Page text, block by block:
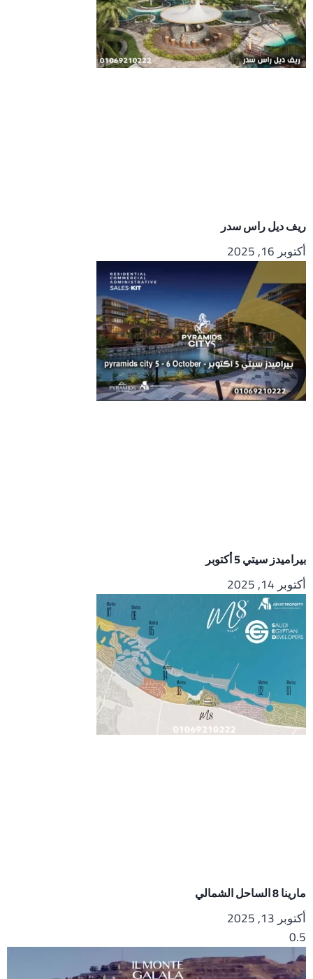
ريف ديل راس سدر
أكتوبر 16, 2025
بيراميدز سيتي 5 أكتوبر
أكتوبر 14, 2025
مارينا 8 الساحل الشمالي
أكتوبر 13, 2025